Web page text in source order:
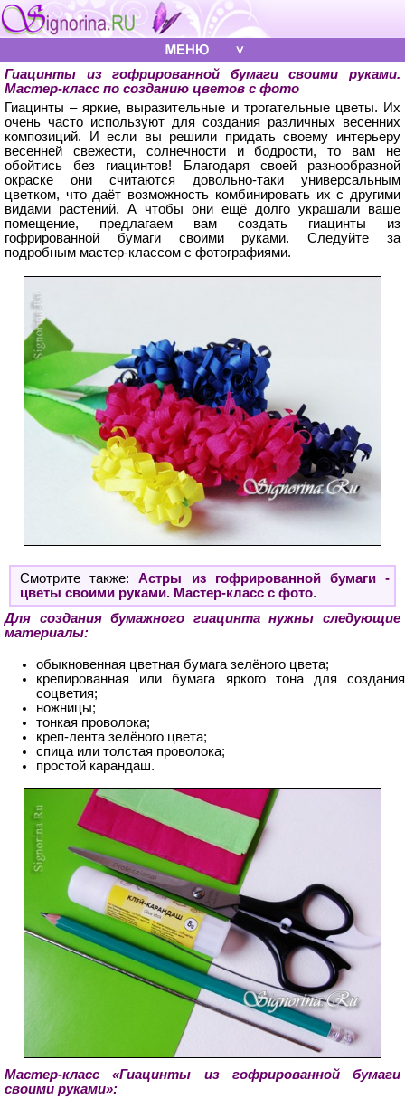
Гиацинты из гофрированной бумаги своими руками.
Мастер-класс по созданию цветов с фото
Гиацинты – яркие, выразительные и трогательные цветы. Их
очень часто используют для создания различных весенних
композиций. И если вы решили придать своему интерьеру
весенней свежести, солнечности и бодрости, то вам не
обойтись без гиацинтов! Благодаря своей разнообразной
окраске они считаются довольно-таки универсальным
цветком, что даёт возможность комбинировать их с другими
видами растений. А чтобы они ещё долго украшали ваше
помещение, предлагаем вам создать гиацинты из
гофрированной бумаги своими руками. Следуйте за
подробным мастер-классом с фотографиями.
Смотрите также:Астры из гофрированной бумаги -
цветы своими руками. Мастер-класс с фото.
Для создания бумажного гиацинта нужны следующие
материалы:
обыкновенная цветная бумага зелёного цвета;
крепированная или бумага яркого тона для создания
соцветия;
ножницы;
тонкая проволока;
креп-лента зелёного цвета;
спица или толстая проволока;
простой карандаш.
Мастер-класс «Гиацинты из гофрированной бумаги
своими руками»: